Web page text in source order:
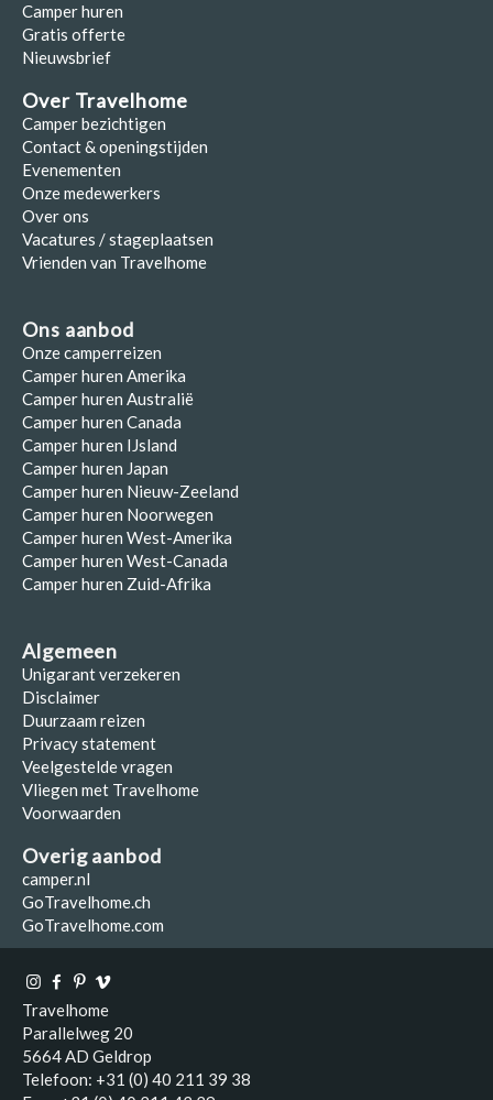
Camper huren
Gratis offerte
Nieuwsbrief
Over Travelhome
Camper bezichtigen
Contact & openingstijden
Evenementen
Onze medewerkers
Over ons
Vacatures / stageplaatsen
Vrienden van Travelhome
Ons aanbod
Onze camperreizen
Camper huren Amerika
Camper huren Australië
Camper huren Canada
Camper huren IJsland
Camper huren Japan
Camper huren Nieuw-Zeeland
Camper huren Noorwegen
Camper huren West-Amerika
Camper huren West-Canada
Camper huren Zuid-Afrika
Algemeen
Unigarant verzekeren
Disclaimer
Duurzaam reizen
Privacy statement
Veelgestelde vragen
Vliegen met Travelhome
Voorwaarden
Overig aanbod
camper.nl
GoTravelhome.ch
GoTravelhome.com
Travelhome
Parallelweg 20
5664 AD Geldrop
Telefoon: +31 (0) 40 211 39 38